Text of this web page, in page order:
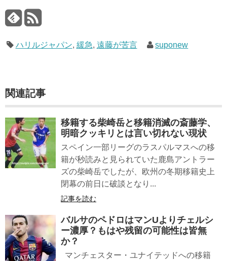
ハリルジャパン, 緩急, 遠藤が苦言 suponew
関連記事
移籍する柴崎岳と移籍消滅の斎藤学、
明暗クッキリとは言い切れない現状
スペイン一部リーグのラスパルマスへの移
籍が秒読みと見られていた鹿島アントラー
ズの柴崎岳でしたが、欧州の冬期移籍史上
閉幕の前日に破談となり...
記事を読む
バルサのペドロはマンUよりチェルシ
ー濃厚？もはや残留の可能性は皆無
か？
マンチェスター・ユナイテッドへの移籍